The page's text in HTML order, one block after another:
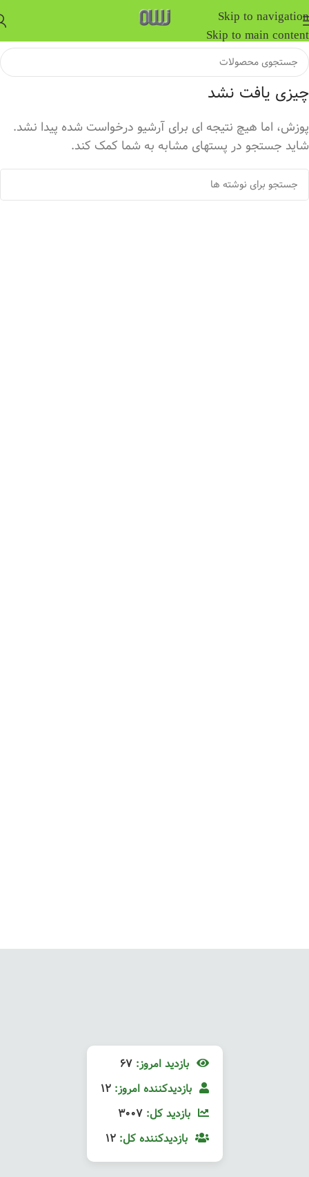
Skip to navigation
Skip to main content
چیزی یافت نشد
پوزش، اما هیچ نتیجه ای برای آرشیو درخواست شده پیدا نشد.
شاید جستجو در پستهای مشابه به شما کمک کند.
بازدید امروز: 67
بازدیدکننده امروز: 12
بازدید کل: 3007
بازدیدکننده کل: 12